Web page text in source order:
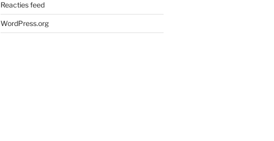
Reacties feed
WordPress.org